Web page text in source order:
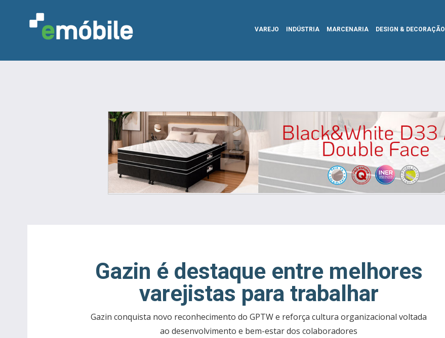
VAREJO INDÚSTRIA MARCENARIA DESIGN & DECORAÇÃO
Gazin é destaque entre melhores
varejistas para trabalhar
Gazin conquista novo reconhecimento do GPTW e reforça cultura organizacional voltada
ao desenvolvimento e bem-estar dos colaboradores